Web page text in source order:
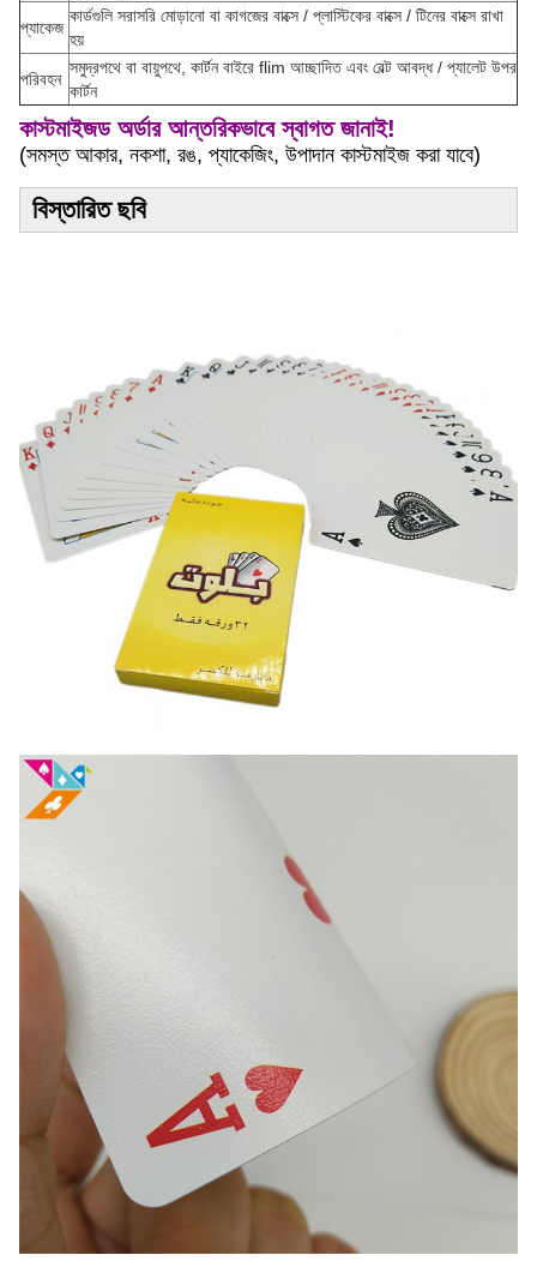
প্যাকেজ
কার্ডগুলি সরাসরি মোড়ানো বা কাগজের বাক্সে / প্লাস্টিকের বাক্সে / টিনের বাক্সে রাখা
হয়
পরিবহন
সমুদ্রপথে বা বায়ুপথে, কার্টন বাইরে flim আচ্ছাদিত এবং বেল্ট আবদ্ধ / প্যালেট উপর
কার্টন
কাস্টমাইজড অর্ডার আন্তরিকভাবে স্বাগত জানাই!
(সমস্ত আকার, নকশা, রঙ, প্যাকেজিং, উপাদান কাস্টমাইজ করা যাবে)
বিস্তারিত ছবি